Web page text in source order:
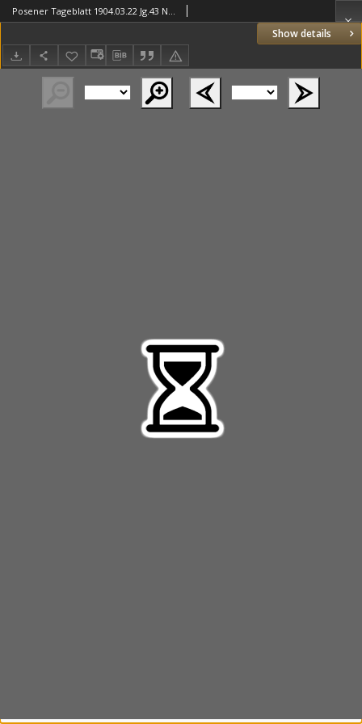
Show details
Posener Tageblatt 1904.03.22 Jg.43 Nr137